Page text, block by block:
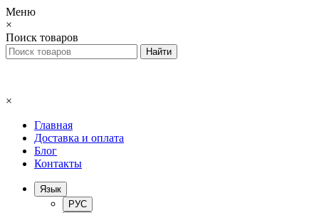
Меню
×
Поиск товаров
×
Главная
Доставка и оплата
Блог
Контакты
Язык
РУС